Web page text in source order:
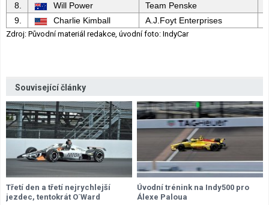
8.
Will Power Team Penske
9.
Charlie Kimball A.J.Foyt Enterprises
Zdroj: Původní materiál redakce, úvodní foto: IndyCar
Související články
Třetí den a třetí nejrychlejší
jezdec, tentokrát O´Ward
Úvodní trénink na Indy500 pro
Álexe Paloua